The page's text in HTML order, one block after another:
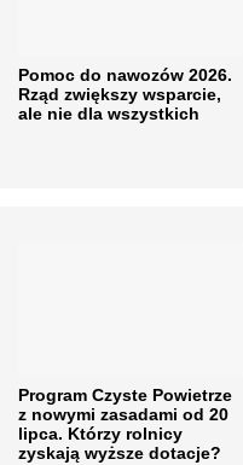
Pomoc do nawozów 2026.
Rząd zwiększy wsparcie,
ale nie dla wszystkich
Program Czyste Powietrze
z nowymi zasadami od 20
lipca. Którzy rolnicy
zyskają wyższe dotacje?